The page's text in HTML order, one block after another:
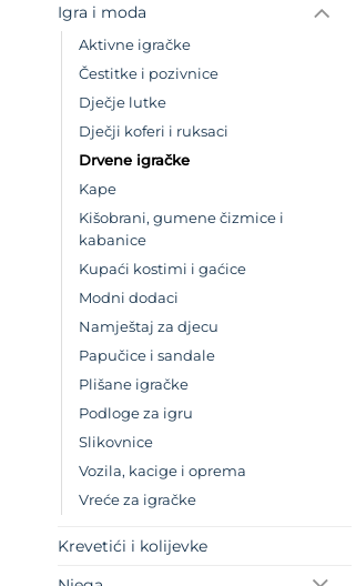
Igra i moda
Aktivne igračke
Čestitke i pozivnice
Dječje lutke
Dječji koferi i ruksaci
Drvene igračke
Kape
Kišobrani, gumene čizmice i
kabanice
Kupaći kostimi i gaćice
Modni dodaci
Namještaj za djecu
Papučice i sandale
Plišane igračke
Podloge za igru
Slikovnice
Vozila, kacige i oprema
Vreće za igračke
Krevetići i kolijevke